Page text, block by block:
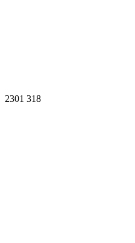
2301 318